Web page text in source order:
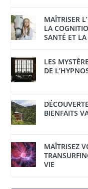
MAÎTRISER
LA
SANTÉ ET
LES
DE
BIENFAITS
MAÎTRISEZ
VIE